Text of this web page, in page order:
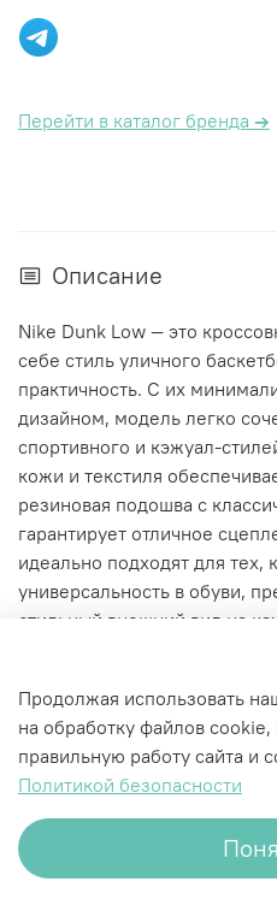
Перейти в каталог бренда →
Описание
Nike Dunk Low — это
себе стиль уличного
практичность. С их
дизайном, модель легко
спортивного и кэжуал-
кожи и текстиля
резиновая подошва с
гарантирует отличное
идеально подходят для тех,
универсальность в обуви,
стильный внешний вид на
Характеристики
Продолжая использовать
на обработку файлов
правильную работу сайта и
Политикой безопасности